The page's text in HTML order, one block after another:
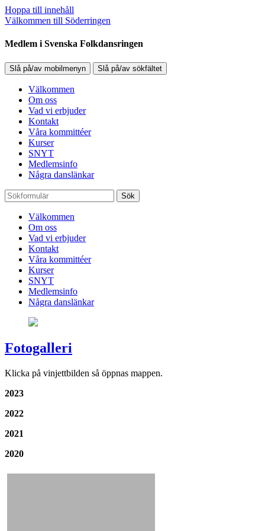
Hoppa till innehåll
Välkommen till Söderringen
Medlem i Svenska Folkdansringen
Slå på/av mobilmenyn Slå på/av sökfältet
Välkommen
Om oss
Vad vi erbjuder
Kontakt
Våra kommittéer
Kurser
SNYT
Medlemsinfo
Några danslänkar
Sök
Välkommen
Om oss
Vad vi erbjuder
Kontakt
Våra kommittéer
Kurser
SNYT
Medlemsinfo
Några danslänkar
Fotogalleri
Klicka på vinjettbilden så öppnas mappen.
2023
2022
2021
2020